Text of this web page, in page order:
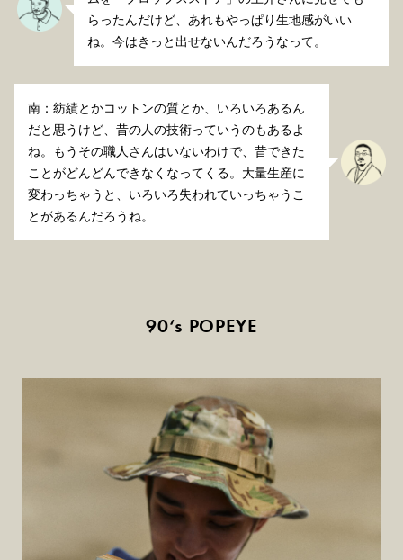
らったんだけど、あれもやっぱり生地感がいい
ね。今はきっと出せないんだろうなって。
南：紡績とかコットンの質とか、いろいろあるん
だと思うけど、昔の人の技術っていうのもあるよ
ね。もうその職人さんはいないわけで、昔できた
ことがどんどんできなくなってくる。大量生産に
変わっちゃうと、いろいろ失われていっちゃうこ
とがあるんだろうね。
90‘s POPEYE